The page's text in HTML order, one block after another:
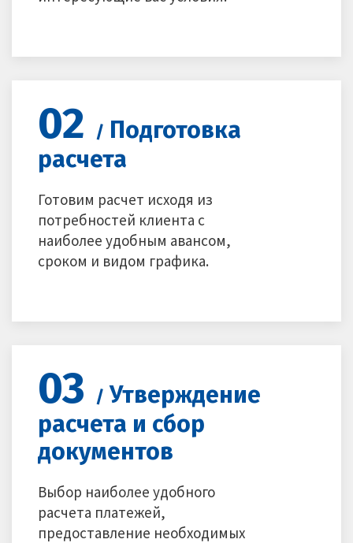
02 / Подготовка
расчета
Готовим расчет исходя из
потребностей клиента с
наиболее удобным авансом,
сроком и видом графика.
03 / Утверждение
расчета и сбор
документов
Выбор наиболее удобного
расчета платежей,
предоставление необходимых